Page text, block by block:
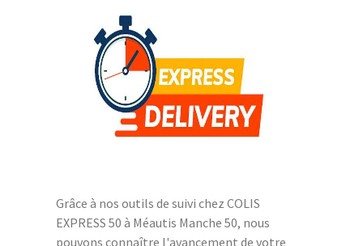
Grâce à nos outils de suivi chez COLIS
EXPRESS 50 à Méautis Manche 50, nous
pouvons connaître l'avancement de votre